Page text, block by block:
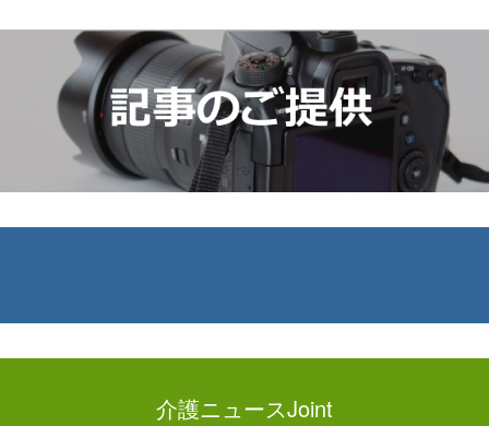
介護ニュースJoint